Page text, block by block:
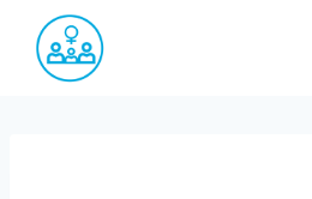
Saltar
contenido